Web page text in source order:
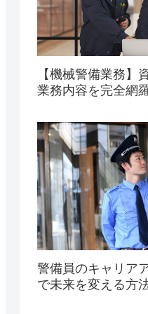
【機械警備業務】
業務内容を完全網
警備員のキャリア
で未来を変える方